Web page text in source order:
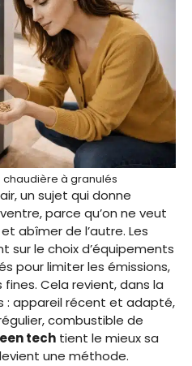
chaudière à granulés
un sujet qui donne
parce qu’on ne veut
abîmer de l’autre. Les
sur le choix d’équipements
pour limiter les émissions,
Cela revient, dans la
: appareil récent et adapté,
combustible de
tech tient le mieux sa
une méthode.